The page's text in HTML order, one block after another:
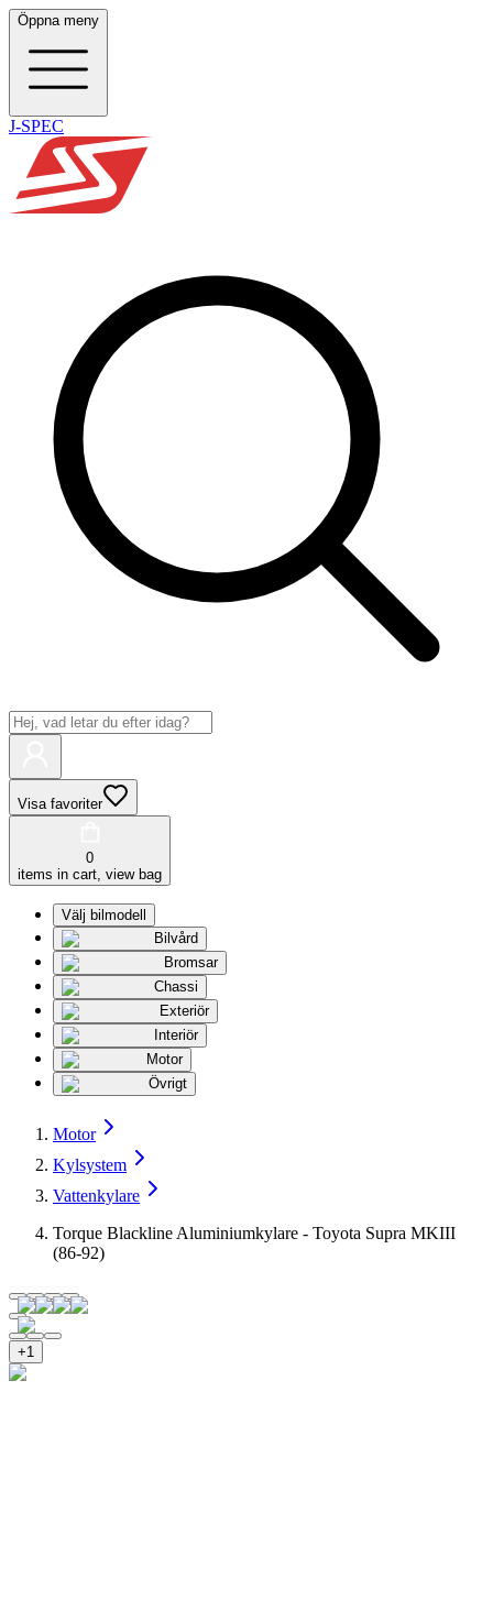
Öppna meny
J-SPEC
Visa favoriter
0
items in cart, view bag
Välj bilmodell
Bilvård
Bromsar
Chassi
Exteriör
Interiör
Motor
Övrigt
Motor
Kylsystem
Vattenkylare
Torque Blackline Aluminiumkylare - Toyota Supra MKIII
(86-92)
+1